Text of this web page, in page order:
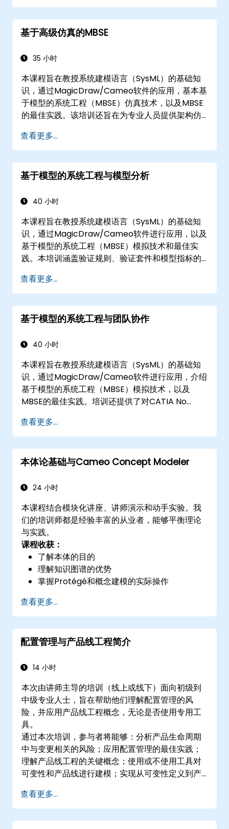
工作原理及其应用。
基于高级仿真的MBSE
35 小时
本课程旨在教授系统建模语言（SysML）的基础知
识，通过MagicDraw/Cameo软件的应用，基本基
于模型的系统工程（MBSE）仿真技术，以及MBSE
的最佳实践。该培训还旨在为专业人员提供架构仿
类型的仿真，以及如何将图表仿真结合在一起以实
现架构自动化。
查看更多...
基于模型的系统工程与模型分析
40 小时
本课程旨在教授系统建模语言（SysML）的基础知
识，通过MagicDraw/Cameo软件进行应用，以及
基于模型的系统工程（MBSE）模拟技术和最佳实
践。本培训涵盖验证规则、验证套件和模型指标的
开发和利用模型查询的核心概念与功能。
查看更多...
基于模型的系统工程与团队协作
40 小时
本课程旨在教授系统建模语言（SysML）的基础知
识，通过MagicDraw/Cameo软件进行应用，介绍
基于模型的系统工程（MBSE）模拟技术，以及
MBSE的最佳实践。培训还提供了对CATIA No
介绍，并介绍了MagicDraw中领域特定语言
（DSL）的核心概念和功能。
查看更多...
本体论基础与Cameo Concept Modeler
24 小时
本课程结合模块化讲座、讲师演示和动手实验。我
们的培训师都是经验丰富的从业者，能够平衡理论
与实践。
课程收获：
了解本体的目的
理解知识图谱的优势
掌握Protégé和概念建模的实际操作
查看更多...
配置管理与产品线工程简介
14 小时
本次由讲师主导的培训（线上或线下）面向初级到
中级专业人士，旨在帮助他们理解配置管理的风
险，并应用产品线工程概念，无论是否使用专用工
具。
通过本次培训，参与者将能够：分析产品生命周期
中与变更相关的风险；应用配置管理的最佳实践；
理解产品线工程的关键概念；使用或不使用工具对
可变性和产品线进行建模；实现从可变性定义到产
pure::variants和FeatureIDE的好处
查看更多...